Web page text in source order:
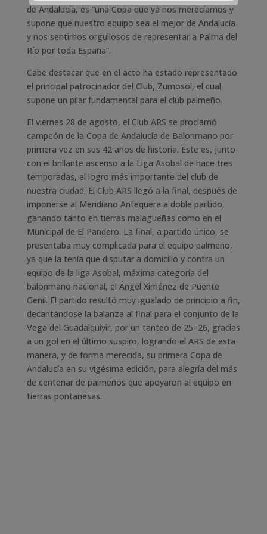
de Andalucía, es “una Copa que ya nos merecíamos y
supone que nuestro equipo sea el mejor de Andalucía
y nos sentimos orgullosos de representar a Palma del
Río por toda España”.
Cabe destacar que en el acto ha estado representado
el principal patrocinador del Club, Zumosol, el cual
supone un pilar fundamental para el club palmeño.
El viernes 28 de agosto, el Club ARS se proclamó
campeón de la Copa de Andalucía de Balonmano por
primera vez en sus 42 años de historia. Este es, junto
con el brillante ascenso a la Liga Asobal de hace tres
temporadas, el logro más importante del club de
nuestra ciudad. El Club ARS llegó a la final, después de
imponerse al Meridiano Antequera a doble partido,
ganando tanto en tierras malagueñas como en el
Municipal de El Pandero. La final, a partido único, se
presentaba muy complicada para el equipo palmeño,
ya que la tenía que disputar a domicilio y contra un
equipo de la liga Asobal, máxima categoría del
balonmano nacional, el Ángel Ximénez de Puente
Genil. El partido resultó muy igualado de principio a fin,
decantándose la balanza al final para el conjunto de la
Vega del Guadalquivir, por un tanteo de 25–26, gracias
a un gol en el último suspiro, logrando el ARS de esta
manera, y de forma merecida, su primera Copa de
Andalucía en su vigésima edición, para alegría del más
de centenar de palmeños que apoyaron al equipo en
tierras pontanesas.